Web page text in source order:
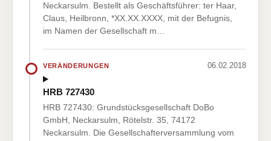
Neckarsulm. Bestellt als Geschäftsführer: ter Haar,
Claus, Heilbronn, *XX.XX.XXXX, mit der Befugnis,
im Namen der Gesellschaft m…
VERÄNDERUNGEN 06.02.2018
HRB 727430
HRB 727430: Grundstücksgesellschaft DoBo
GmbH, Neckarsulm, Rötelstr. 35, 74172
Neckarsulm. Die Gesellschafterversammlung vom